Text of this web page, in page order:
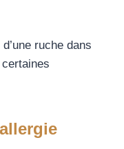
ruche dans